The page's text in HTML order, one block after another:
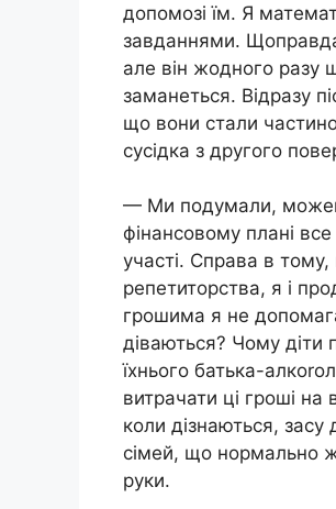
допомозі їм. Я
завданнями.
але він жодного разу
заманеться. Відразу
що вони стали
сусідка з другого
— Ми подумали,
фінансовому плані
участі. Справа в
репетиторства, я і
грошима я не
діваються? Чому діти
їхнього батька-
витрачати ці гроші на
коли дізнаються,
сімей, що нормально
руки.